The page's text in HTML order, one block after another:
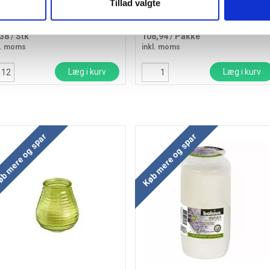
Tillad valgte
12 timer
/ Stk
moms
Læg i kurv
Kronelys Ø23x200mm Ren Stearin
Svanemærket 7 timet hvid, 30 stk
108,94/ Pakke
inkl. moms
Læg i kurv
og spar Køb mere og spar